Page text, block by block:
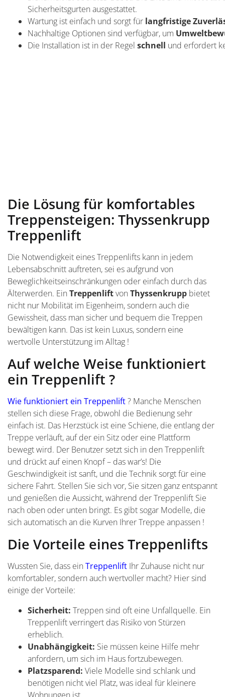
Sicherheitsgurten ausgestattet.
Wartung ist einfach und sorgt für langfristige
Nachhaltige Optionen sind verfügbar, um
Die Installation ist in der Regel schnell und erfordert
Die Lösung für komfortables
Treppensteigen: Thyssenkrupp
Treppenlift
Die Notwendigkeit eines Treppenlifts kann in jedem
Lebensabschnitt auftreten, sei es aufgrund von
Beweglichkeitseinschränkungen oder einfach durch das
Älterwerden. Ein Treppenliftvon Thyssenkrupp bietet
nicht nur Mobilität im Eigenheim, sondern auch die
Gewissheit, dass man sicher und bequem die Treppen
bewältigen kann. Das ist kein Luxus, sondern eine
wertvolle Unterstützung im Alltag !
Auf welche Weise funktioniert
ein Treppenlift ?
Wie funktioniert ein Treppenlift? Manche Menschen
stellen sich diese Frage, obwohl die Bedienung sehr
einfach ist. Das Herzstück ist eine Schiene, die entlang der
Treppe verläuft, auf der ein Sitz oder eine Plattform
bewegt wird. Der Benutzer setzt sich in den Treppenlift
und drückt auf einen Knopf – das war’s! Die
Geschwindigkeit ist sanft, und die Technik sorgt für eine
sichere Fahrt. Stellen Sie sich vor, Sie sitzen ganz entspannt
und genießen die Aussicht, während der Treppenlift Sie
nach oben oder unten bringt. Es gibt sogar Modelle, die
sich automatisch an die Kurven Ihrer Treppe anpassen !
Die Vorteile eines Treppenlifts
Wussten Sie, dass ein Treppenlift Ihr Zuhause nicht nur
komfortabler, sondern auch wertvoller macht? Hier sind
einige der Vorteile:
Sicherheit: Treppen sind oft eine Unfallquelle. Ein
Treppenlift verringert das Risiko von Stürzen
erheblich.
Unabhängigkeit: Sie müssen keine Hilfe mehr
anfordern, um sich im Haus fortzubewegen.
Platzsparend: Viele Modelle sind schlank und
benötigen nicht viel Platz, was ideal für kleinere